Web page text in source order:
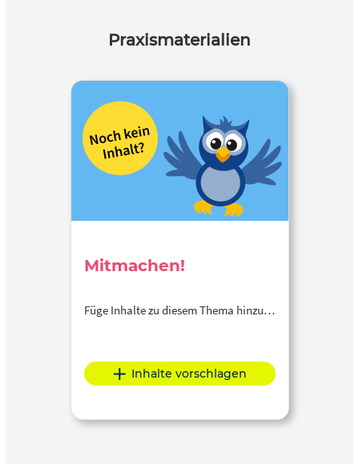
Praxismaterialien
Mitmachen!
Füge Inhalte zu diesem Thema hinzu…
Inhalte vorschlagen